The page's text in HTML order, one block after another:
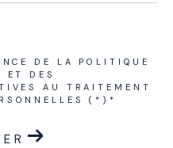
DE LA POLITIQUE
ET DES
AU TRAITEMENT
(*)*